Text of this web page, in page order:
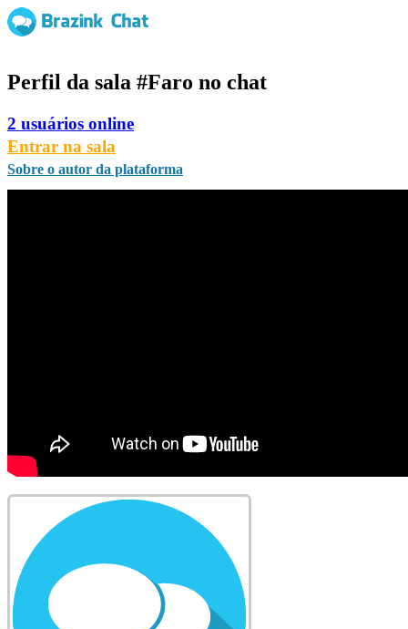
Perfil da sala #Faro no chat
2 usuários online
Entrar na sala
Sobre o autor da plataforma